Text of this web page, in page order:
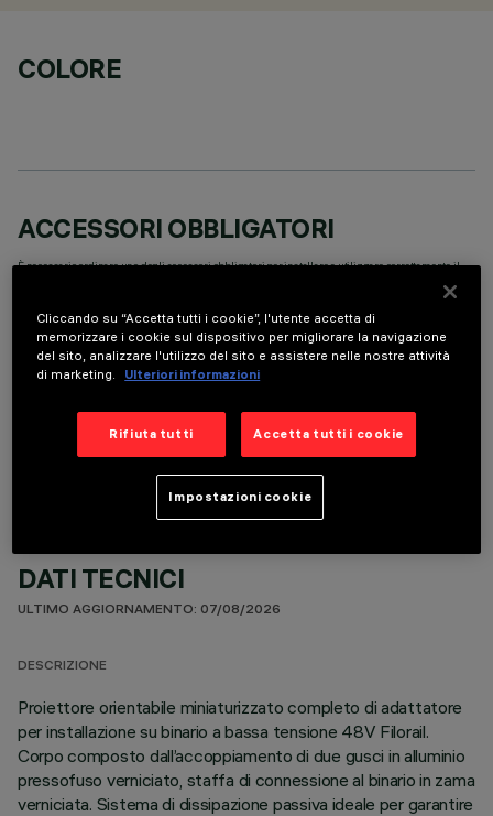
COLORE
ACCESSORI OBBLIGATORI
È necessario ordinare uno degli accessori obbligatori per installare e utilizzare correttamente il
COMPONENTI OPZIONALI
DATI TECNICI
ULTIMO AGGIORNAMENTO: 07/08/2026
DESCRIZIONE
Proiettore orientabile miniaturizzato completo di adattatore
per installazione su binario a bassa tensione 48V Filorail.
Corpo composto dall’accoppiamento di due gusci in alluminio
pressofuso verniciato, staffa di connessione al binario in zama
verniciata. Sistema di dissipazione passiva ideale per garantire
Cliccando su “Accetta tutti i cookie”, l'utente accetta di
memorizzare i cookie sul dispositivo per migliorare la navigazione
del sito, analizzare l'utilizzo del sito e assistere nelle nostre attività
di marketing. Ulteriori informazioni
Rifiuta tutti Accetta tutti i cookie
Impostazioni cookie